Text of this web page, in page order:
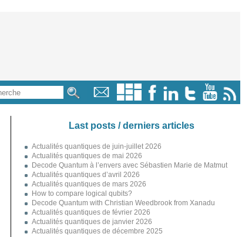
Last posts / derniers articles
Actualités quantiques de juin-juillet 2026
Actualités quantiques de mai 2026
Decode Quantum à l’envers avec Sébastien Marie de Matmut
Actualités quantiques d’avril 2026
Actualités quantiques de mars 2026
How to compare logical qubits?
Decode Quantum with Christian Weedbrook from Xanadu
Actualités quantiques de février 2026
Actualités quantiques de janvier 2026
Actualités quantiques de décembre 2025